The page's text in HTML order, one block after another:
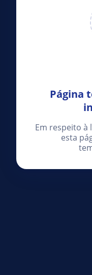
Página
Em respeito à
esta